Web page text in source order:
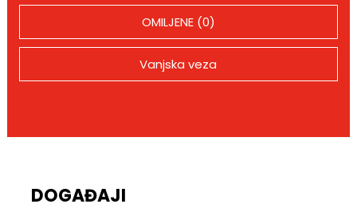
OMILJENE (0)
Vanjska veza
DOGAĐAJI